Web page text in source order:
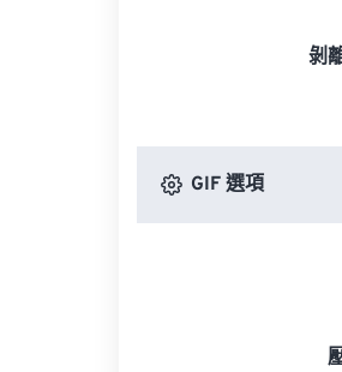
剝
GIF 選項